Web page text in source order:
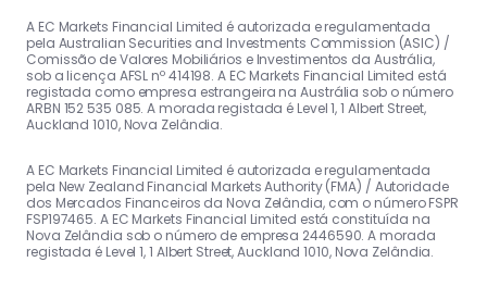
A EC Markets Financial Limited é autorizada e regulamentada
pela Australian Securities and Investments Commission (ASIC) /
Comissão de Valores Mobiliários e Investimentos da Austrália,
sob a licença AFSL nº 414198. A EC Markets Financial Limited está
registada como empresa estrangeira na Austrália sob o número
ARBN 152 535 085. A morada registada é Level 1, 1 Albert Street,
Auckland 1010, Nova Zelândia.
A EC Markets Financial Limited é autorizada e regulamentada
pela New Zealand Financial Markets Authority (FMA) / Autoridade
dos Mercados Financeiros da Nova Zelândia, com o número FSPR
FSP197465. A EC Markets Financial Limited está constituída na
Nova Zelândia sob o número de empresa 2446590. A morada
registada é Level 1, 1 Albert Street, Auckland 1010, Nova Zelândia.